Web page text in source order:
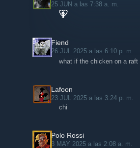
25 JUN a las 7:38 a. m.
Fiend
26 JUL 2025 a las 6:10 p. m.
what if the chicken on a
Lafoon
23 JUL 2025 a las 3:24 p. m.
chi
Polo Rossi
3 MAY 2025 a las 2:08 a. m.